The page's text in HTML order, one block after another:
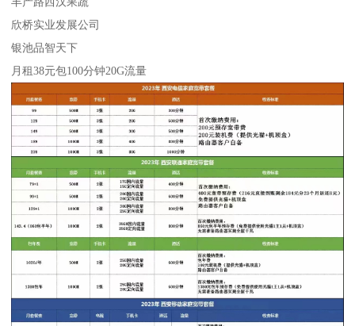
欣桥实业发展公司
银池品智天下
月租38元包100分钟20G流量